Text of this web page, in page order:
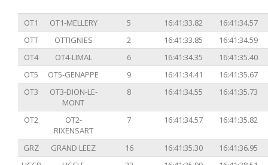
OT1 OT1-MELLERY 5 16:41:33.82
16:41:34.57
OTT
OTTIGNIES 2 16:41:33.85
16:41:34.59
OT4
OT4-LIMAL 6 16:41:34.35
16:41:35.40
OT5
OT5-GENAPPE 9 16:41:34.41
16:41:35.67
OT3
OT3-DION-LE-
MONT
8 16:41:34.55 16:41:35.73
OT2
OT2-
RIXENSART
7 16:41:34.57 16:41:35.82
GRZ GRAND LEEZ 16 16:41:35.30
16:41:36.95